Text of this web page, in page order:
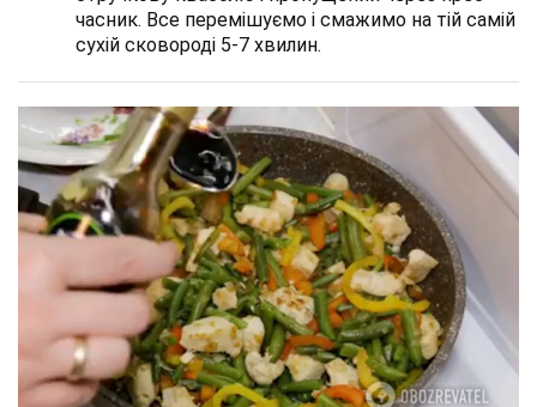
часник. Все перемішуємо і смажимо на тій самій
сухій сковороді 5-7 хвилин.